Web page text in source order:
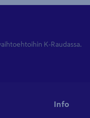
K-Raudassa.
Info